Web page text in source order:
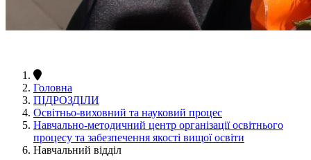
Головна
ПІДРОЗДІЛИ
Освітньо-виховний та науковий процес
Навчально-методичний центр організації освітнього
процесу та забезпечення якості вищої освіти
Навчальний відділ